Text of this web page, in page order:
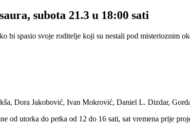
subota 21.3 u 18:00 sati
bi spasio svoje roditelje koji su nestali pod misterioznim
Dora Jakobović, Ivan Mokrović, Daniel L. Dizdar,
od utorka do petka od 12 do 16 sati, sat vremena prije